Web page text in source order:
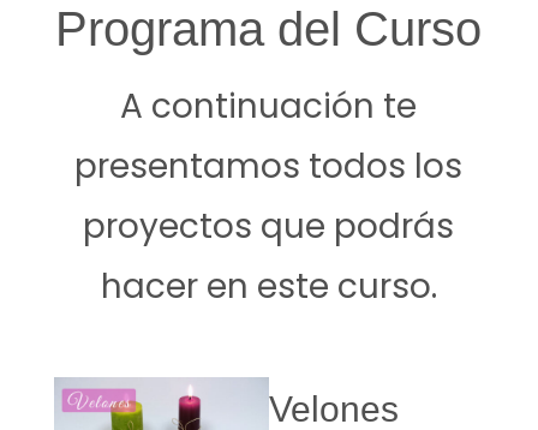
Programa del Curso
A continuación te
presentamos todos los
proyectos que podrás
hacer en este curso.
Velones